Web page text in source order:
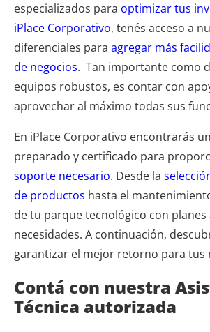
especializados para optimizar tus
iPlace Corporativo, tenés acceso a
diferenciales para agregar más
de negocios. Tan importante como
equipos robustos, es contar con
aprovechar al máximo todas sus
En iPlace Corporativo encontrarás
preparado y certificado para
soporte necesario. Desde la
de productos hasta el
de tu parque tecnológico con
necesidades. A continuación,
garantizar el mejor retorno para tus
Contá con nuestra
Técnica autorizada